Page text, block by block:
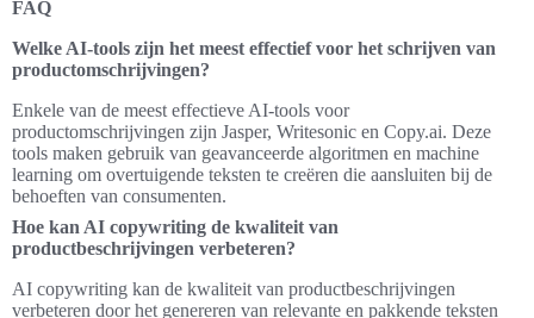
FAQ
Welke AI-tools zijn het meest effectief voor het schrijven van
productomschrijvingen?
Enkele van de meest effectieve AI-tools voor
productomschrijvingen zijn Jasper, Writesonic en Copy.ai. Deze
tools maken gebruik van geavanceerde algoritmen en machine
learning om overtuigende teksten te creëren die aansluiten bij de
behoeften van consumenten.
Hoe kan AI copywriting de kwaliteit van
productbeschrijvingen verbeteren?
AI copywriting kan de kwaliteit van productbeschrijvingen
verbeteren door het genereren van relevante en pakkende teksten